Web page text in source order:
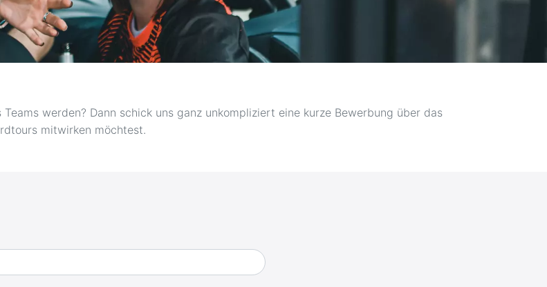
werden? Dann schick uns ganz unkompliziert eine kurze Bewerbung über das
mitwirken möchtest.